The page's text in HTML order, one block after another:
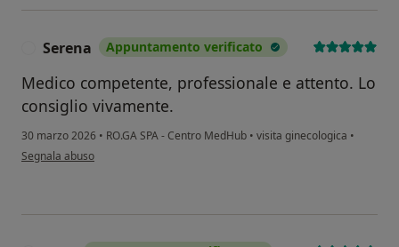
Serena Appuntamento verificato
Medico competente, professionale e attento. Lo
consiglio vivamente.
30 marzo 2026 • RO.GA SPA - Centro MedHub • visita ginecologica •
secondo l'opinione dell'utente Serena
Segnala abuso